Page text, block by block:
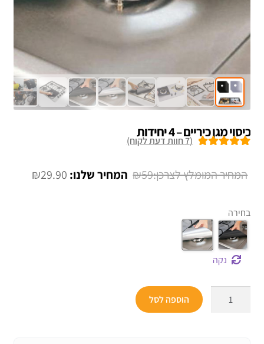
כיסוי מגן כיריים – 4 יחידות
(
7חוות דעת לקוח)
₪59
המחיר
₪29.90 המחיר
בחירה
נקה
הוספה לסל